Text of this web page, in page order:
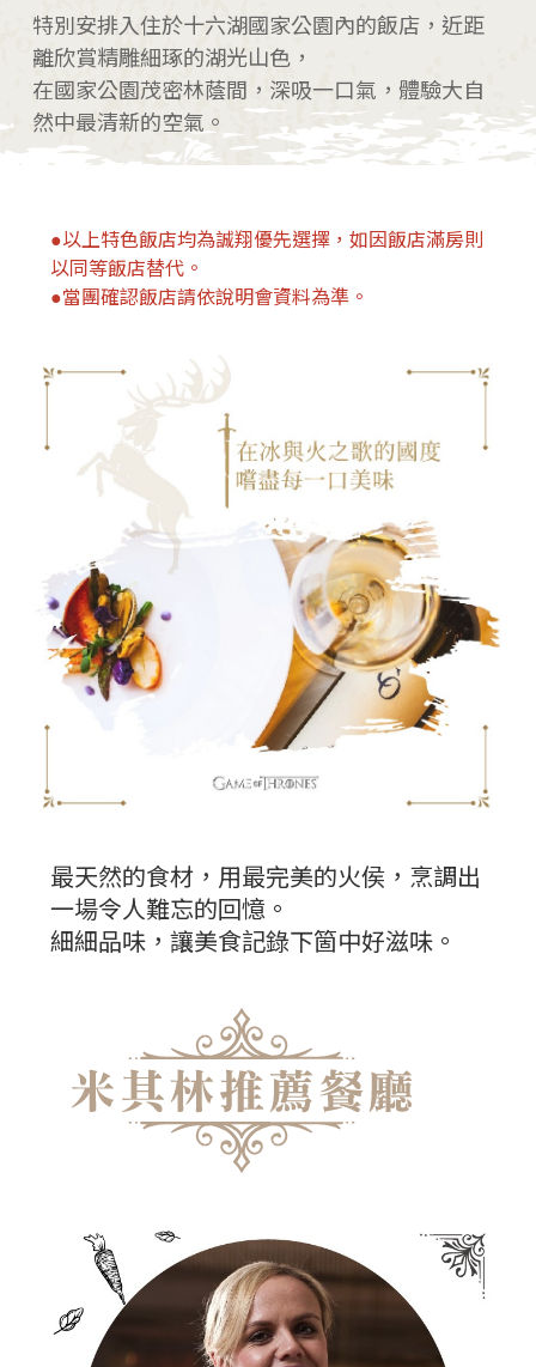
特別安排入住於十六湖國家公園內的飯店，近距
離欣賞精雕細琢的湖光山色，
在國家公園茂密林蔭間，深吸一口氣，體驗大自
然中最清新的空氣。
●以上特色飯店均為誠翔優先選擇，如因飯店滿房則
以同等飯店替代。
●當團確認飯店請依說明會資料為準。
最天然的食材，用最完美的火侯，烹調出
一場令人難忘的回憶。
細細品味，讓美食記錄下箇中好滋味。